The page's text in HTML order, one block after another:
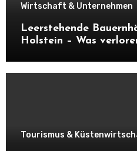
Wirtschaft & Unternehmen
Leerstehende
Holstein – Was
Tourismus &